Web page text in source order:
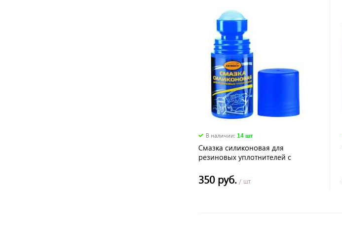
В наличии: 14 шт
Смазка силиконовая для
резиновых уплотнителей с
Астрохим
350 руб. / шт